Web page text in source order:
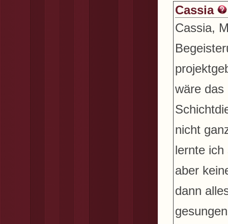
Cassia
Cassia,
wäre das
nicht
lernte ich
aber
dann